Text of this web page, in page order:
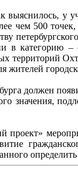
выяснилось, у
чем 500
в категорию
территорий
жителей
должен
значения,